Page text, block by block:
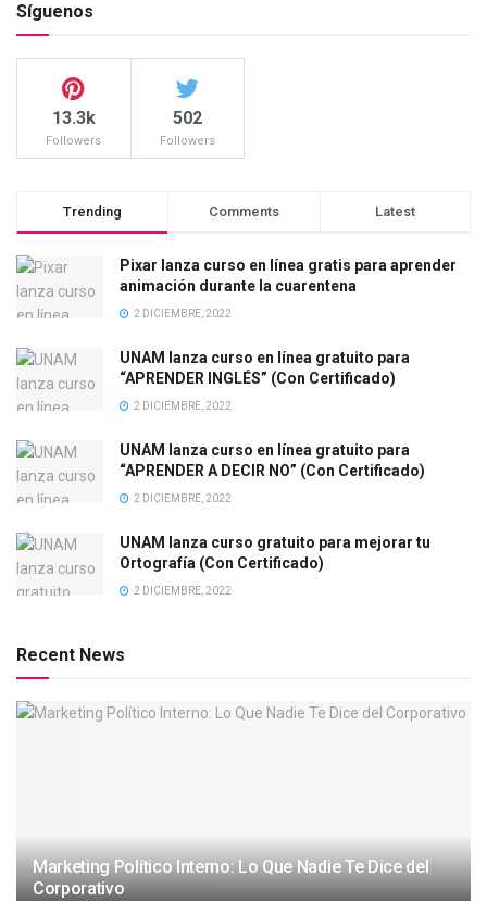
Síguenos
13.3k
Followers
502
Followers
Trending Comments Latest
Pixar lanza curso en línea gratis para aprender
animación durante la cuarentena
2 DICIEMBRE, 2022
UNAM lanza curso en línea gratuito para
“APRENDER INGLÉS” (Con Certificado)
2 DICIEMBRE, 2022
UNAM lanza curso en línea gratuito para
“APRENDER A DECIR NO” (Con Certificado)
2 DICIEMBRE, 2022
UNAM lanza curso gratuito para mejorar tu
Ortografía (Con Certificado)
2 DICIEMBRE, 2022
Recent News
Marketing Político Interno: Lo Que Nadie Te Dice del
Corporativo